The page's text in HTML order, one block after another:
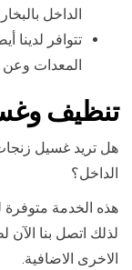
الداخل
تتوافر لدينا
المعدات وعن
تنظيف
هل تريد غسيل
الداخل؟
هذه الخدمة متوفرة
لذلك اتصل بنا الآن
الاخرى الاضافية.